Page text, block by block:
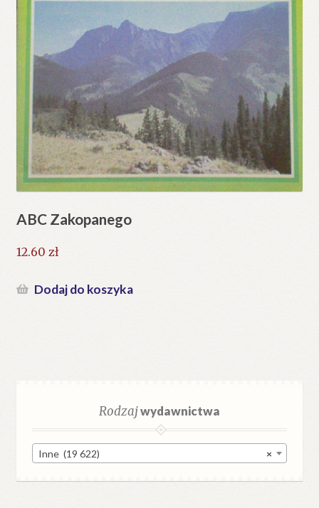
ABC Zakopanego
12.60 zł
Dodaj do koszyka
Rodzajwydawnictwa
×
Inne (19 622)